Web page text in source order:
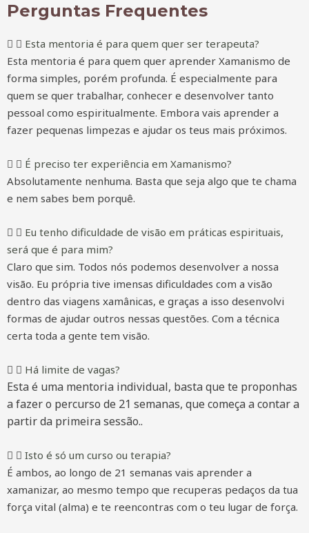
Perguntas Frequentes
Esta mentoria é para quem quer ser terapeuta?
Esta mentoria é para quem quer aprender Xamanismo de
forma simples, porém profunda. É especialmente para
quem se quer trabalhar, conhecer e desenvolver tanto
pessoal como espiritualmente. Embora vais aprender a
fazer pequenas limpezas e ajudar os teus mais próximos.
É preciso ter experiência em Xamanismo?
Absolutamente nenhuma. Basta que seja algo que te chama
e nem sabes bem porquê.
Eu tenho dificuldade de visão em práticas espirituais,
será que é para mim?
Claro que sim. Todos nós podemos desenvolver a nossa
visão. Eu própria tive imensas dificuldades com a visão
dentro das viagens xamânicas, e graças a isso desenvolvi
formas de ajudar outros nessas questões. Com a técnica
certa toda a gente tem visão.
Há limite de vagas?
Esta é uma mentoria individual, basta que te proponhas
a fazer o percurso de 21 semanas, que começa a contar a
partir da primeira sessão..
Isto é só um curso ou terapia?
É ambos, ao longo de 21 semanas vais aprender a
xamanizar, ao mesmo tempo que recuperas pedaços da tua
força vital (alma) e te reencontras com o teu lugar de força.